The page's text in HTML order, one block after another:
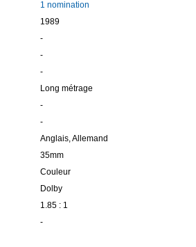
1 nomination
1989
-
-
-
Long métrage
-
-
Anglais, Allemand
35mm
Couleur
Dolby
1.85 : 1
-